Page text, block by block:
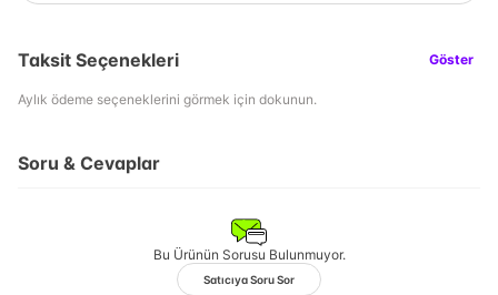
Taksit Seçenekleri Göster
Aylık ödeme seçeneklerini görmek için dokunun.
Soru & Cevaplar
Bu Ürünün Sorusu Bulunmuyor.
Satıcıya Soru Sor